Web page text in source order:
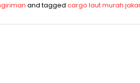
and tagged cargo laut murah